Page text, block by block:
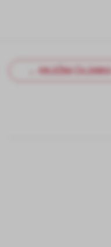
← KNJIŽNA ČAJANKA